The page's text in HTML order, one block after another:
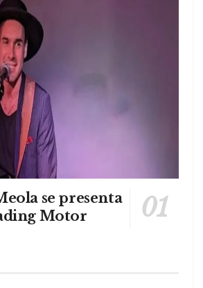
se presenta
Motor